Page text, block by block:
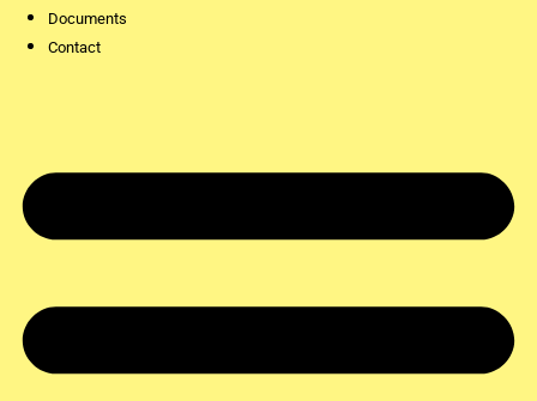
Documents
Contact